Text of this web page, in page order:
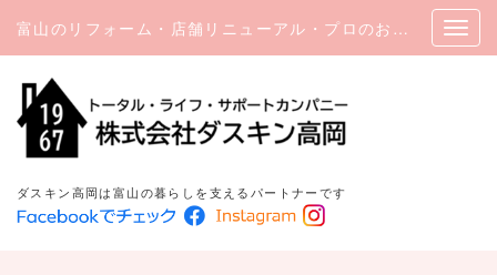
富山のリフォーム・店舗リニューアル・プロのお掃除｜ダスキン高岡
ダスキン高岡は富山の暮らしを支えるパートナーです